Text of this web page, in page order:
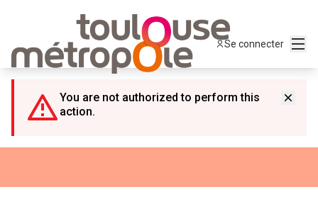
Se connecter
You are not authorized to perform this
action.